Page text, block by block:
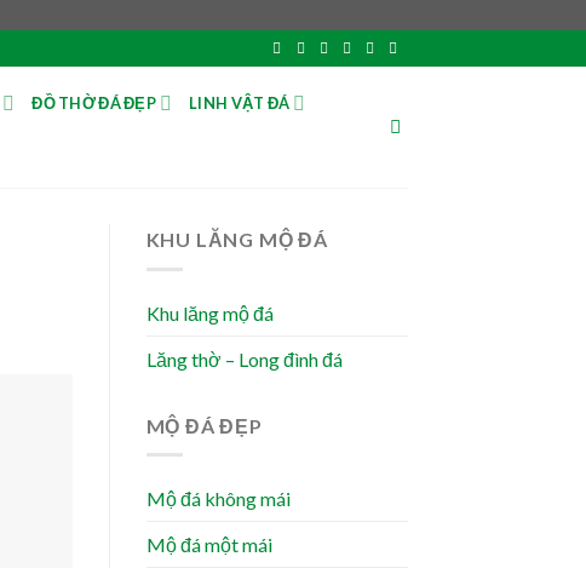
ĐỒ THỜ ĐÁ ĐẸP LINH VẬT ĐÁ
KHU LĂNG MỘ ĐÁ
Khu lăng mộ đá
Lăng thờ – Long đình đá
MỘ ĐÁ ĐẸP
Mộ đá không mái
Mộ đá một mái